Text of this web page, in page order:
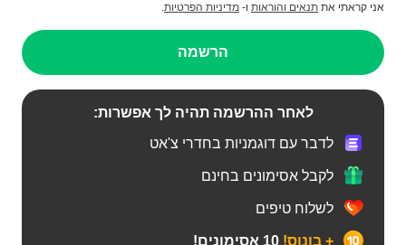
אני קראתי את תנאים והוראות ו- מדיניות הפרטיות.
הרשמה
לאחר ההרשמה תהיה לך אפשרות:
לדבר עם דוגמניות בחדרי צ'אט
לקבל אסימונים בחינם
לשלוח טיפים
+ בונוס!